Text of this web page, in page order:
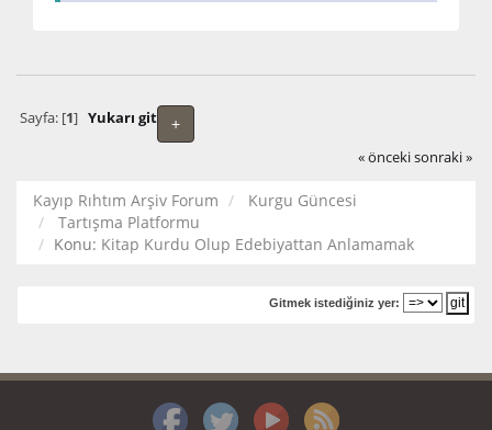
+
Sayfa: [1] Yukarı git
« önceki sonraki »
Kayıp Rıhtım Arşiv Forum
Kurgu Güncesi
Tartışma Platformu
Konu: Kitap Kurdu Olup Edebiyattan Anlamamak
Gitmek istediğiniz yer: